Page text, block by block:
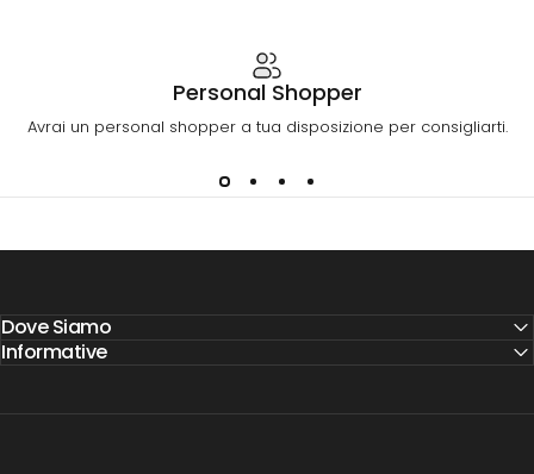
Personal Shopper
Avrai un personal shopper a tua disposizione per consigliarti.
Dove Siamo
Informative